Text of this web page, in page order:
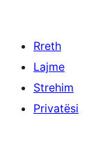
Rreth
Lajme
Strehim
Privatësi